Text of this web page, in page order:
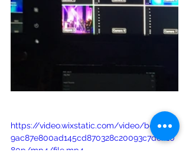
https://video.wixstatic.com/video/bc63c1_
9ac87e800ad145cd870328c20093c7de/10
80p/mp4/file.mp4